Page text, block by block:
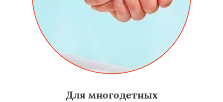
Для многодетных